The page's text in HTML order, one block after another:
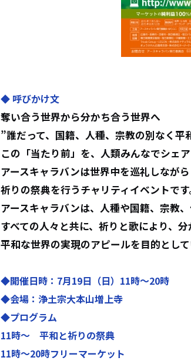
◆ 呼びかけ文
奪い合う世界から分かち合う世界へ
”誰だって、国籍、人種、宗教の別なく
この「当たり前」を、人類みんなでシェア
アースキャラバンは世界中を巡礼しなが
祈りの祭典を行うチャリティイベントです
アースキャラバンは、人種や国籍、宗教
すべての人々と共に、祈りと歌により、
平和な世界の実現のアピールを目的として
◆開催日時：7月19日（日）11時～20時
◆会場：浄土宗大本山増上寺
◆プログラム
11時～ 平和と祈りの祭典
11時～20時フリーマーケット